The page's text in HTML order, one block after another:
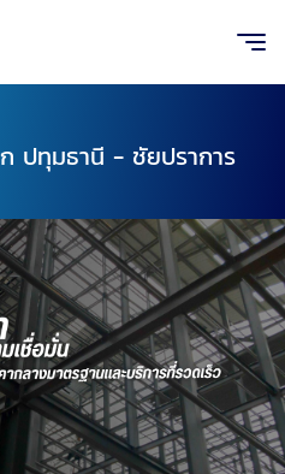
ปทุมธานี - ชัยปราการ